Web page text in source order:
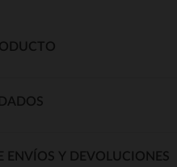
ENVÍOS Y DEVOLUCIONES